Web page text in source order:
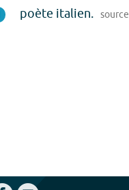
poète italien. source